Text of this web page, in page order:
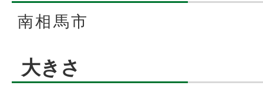
南相馬市
大きさ